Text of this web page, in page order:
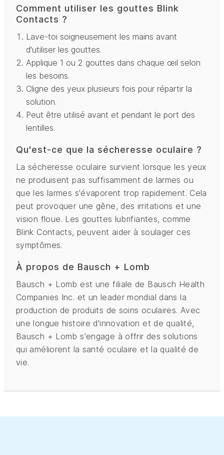
Comment utiliser les gouttes Blink
Contacts ?
Lave-toi soigneusement les mains avant
d'utiliser les gouttes.
Applique 1 ou 2 gouttes dans chaque œil selon
les besoins.
Cligne des yeux plusieurs fois pour répartir la
solution.
Peut être utilisé avant et pendant le port des
lentilles.
Qu'est-ce que la sécheresse oculaire ?
La sécheresse oculaire survient lorsque les yeux
ne produisent pas suffisamment de larmes ou
que les larmes s'évaporent trop rapidement. Cela
peut provoquer une gêne, des irritations et une
vision floue. Les gouttes lubrifiantes, comme
Blink Contacts, peuvent aider à soulager ces
symptômes.
À propos de Bausch + Lomb
Bausch + Lomb est une filiale de Bausch Health
Companies Inc. et un leader mondial dans la
production de produits de soins oculaires. Avec
une longue histoire d'innovation et de qualité,
Bausch + Lomb s'engage à offrir des solutions
qui améliorent la santé oculaire et la qualité de
vie.